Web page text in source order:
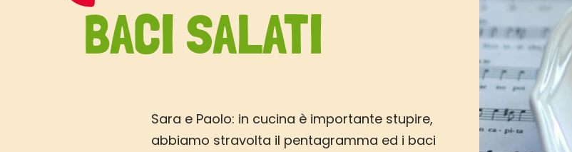
BACI SALATI
Sara e Paolo: in cucina è importante stupire,
abbiamo stravolta il pentagramma ed i baci